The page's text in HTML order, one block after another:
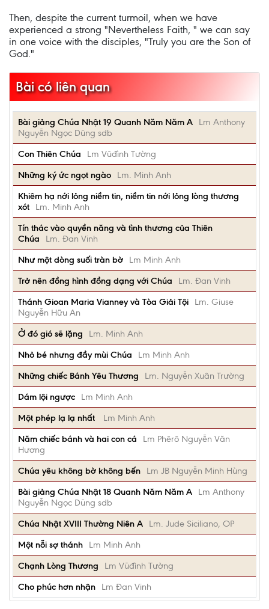
Then, despite the current turmoil, when we have
experienced a strong "Nevertheless Faith, " we can say
in one voice with the disciples, "Truly you are the Son of
God."
Bài có liên quan
Bài giảng Chúa Nhật 19 Quanh Năm Năm A
Lm Anthony
Nguyễn Ngọc Dũng sdb
Con Thiên Chúa
Lm Vũđình Tường
Những ký ức ngọt ngào
Lm. Minh Anh
Khiêm hạ nới lỏng niềm tin, niềm tin nới lỏng lòng thương
xót
Lm. Minh Anh
Tín thác vào quyền năng và tình thương của Thiên
Chúa
Lm. Đan Vinh
Như một dòng suối tràn bờ
Lm Minh Anh
Trở nên đồng hình đồng dạng với Chúa
Lm. Đan Vinh
Thánh Gioan Maria Vianney và Tòa Giải Tội
Lm. Giuse
Nguyễn Hữu An
Ở đó gió sẽ lặng
Lm. Minh Anh
Nhỏ bé nhưng đầy mùi Chúa
Lm Minh Anh
Những chiếc Bánh Yêu Thương
Lm. Nguyễn Xuân Trường
Dám lội ngược
Lm Minh Anh
Một phép lạ lạ nhất
Lm Minh Anh
Năm chiếc bánh và hai con cá
Lm Phêrô Nguyễn Văn
Hương
Chúa yêu không bờ không bến
Lm JB Nguyễn Minh Hùng
Bài giảng Chúa Nhật 18 Quanh Năm Năm A
Lm Anthony
Nguyễn Ngọc Dũng sdb
Chúa Nhật XVIII Thường Niên A
Lm. Jude Siciliano, OP
Một nỗi sợ thánh
Lm Minh Anh
Chạnh Lòng Thương
Lm Vũđình Tường
Cho phúc hơn nhận
Lm Đan Vinh